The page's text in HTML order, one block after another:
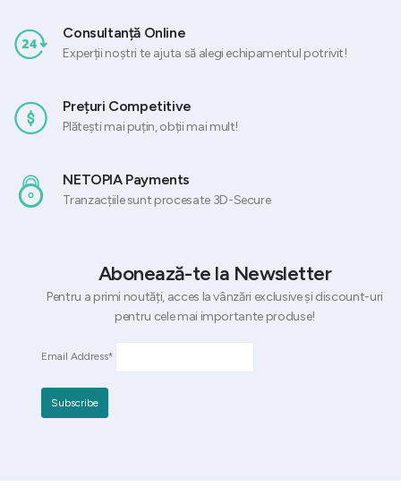
Consultanță Online
Experții noștri te ajuta să alegi echipamentul potrivit!
Prețuri Competitive
Plătești mai puțin, obții mai mult!
NETOPIA Payments
Tranzacțiile sunt procesate 3D-Secure
Abonează-te la Newsletter
Pentru a primi noutăți, acces la vânzări exclusive și discount-uri
pentru cele mai importante produse!
Email Address*